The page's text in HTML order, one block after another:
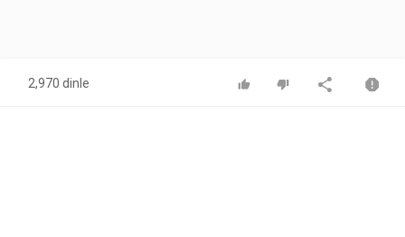
2,970 dinle